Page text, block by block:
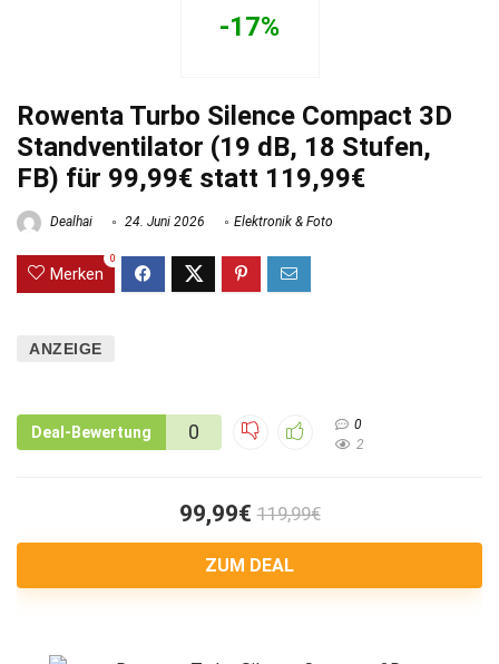
-17%
Rowenta Turbo Silence Compact 3D
Standventilator (19 dB, 18 Stufen,
FB) für 99,99€ statt 119,99€
Dealhai 24. Juni 2026 Elektronik & Foto
Merken
0
ANZEIGE
Deal-Bewertung 0
0
2
99,99€ 119,99€
ZUM DEAL